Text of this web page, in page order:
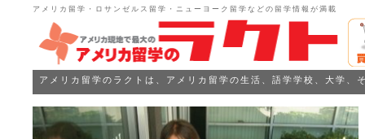
アメリカ留学・ロサンゼルス留学・ニューヨーク留学などの留学情報が満載
アメリカ留学のラクトは、アメリカ留学の生活、語学学校、大学